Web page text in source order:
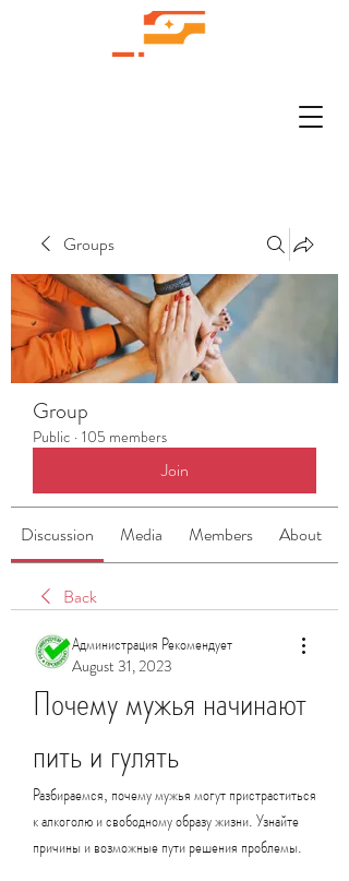
Groups
Group
Public · 105 members
Join
Discussion Media Members About
Back
Администрация Рекомендует
August 31, 2023
Почему мужья начинают
пить и гулять
Разбираемся, почему мужья могут пристраститься
к алкоголю и свободному образу жизни. Узнайте
причины и возможные пути решения проблемы.